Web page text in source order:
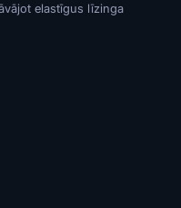
elastīgus līzinga